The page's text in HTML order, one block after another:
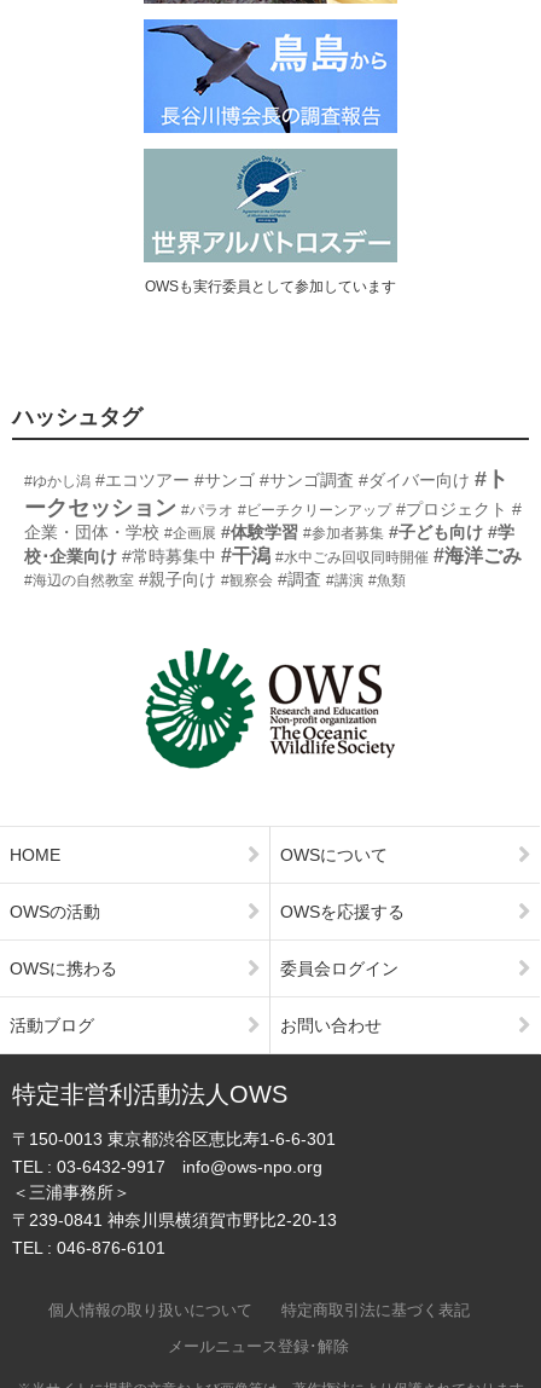
OWSも実行委員として参加しています
ハッシュタグ
#ゆかし潟 #エコツアー #サンゴ #サンゴ調査 #ダイバー向け #ト
ークセッション #パラオ #ビーチクリーンアップ #プロジェクト #
企業・団体・学校 #企画展 #体験学習 #参加者募集 #子ども向け #学
校･企業向け #常時募集中 #干潟 #水中ごみ回収同時開催 #海洋ごみ
#海辺の自然教室 #親子向け #観察会 #調査 #講演 #魚類
HOME
OWSの活動
OWSに携わる
活動ブログ
OWSについて
OWSを応援する
委員会ログイン
お問い合わせ
特定非営利活動法人OWS
〒150-0013 東京都渋谷区恵比寿1-6-6-301
TEL : 03-6432-9917
info@ows-npo.org
＜三浦事務所＞
〒239-0841 神奈川県横須賀市野比2-20-13
TEL : 046-876-6101
個人情報の取り扱いについて
特定商取引法に基づく表記
メールニュース登録･解除